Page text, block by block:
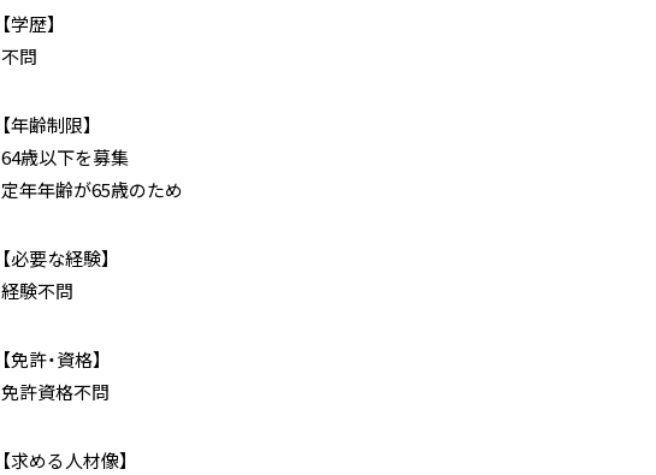
【学歴】
不問
【年齢制限】
64歳以下を募集
定年年齢が65歳のため
【必要な経験】
経験不問
【免許・資格】
免許資格不問
【求める人材像】